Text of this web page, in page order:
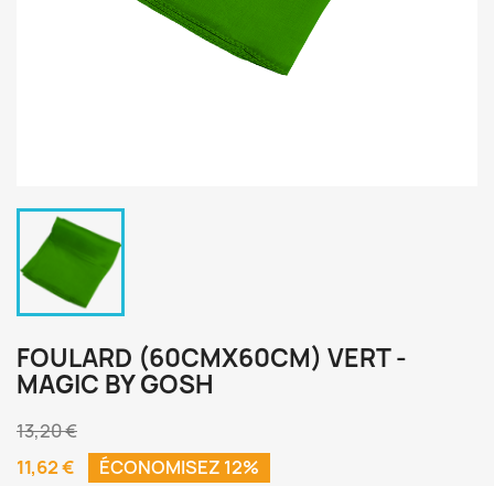
FOULARD (60CMX60CM) VERT -
MAGIC BY GOSH
13,20 €
11,62 €
ÉCONOMISEZ 12%